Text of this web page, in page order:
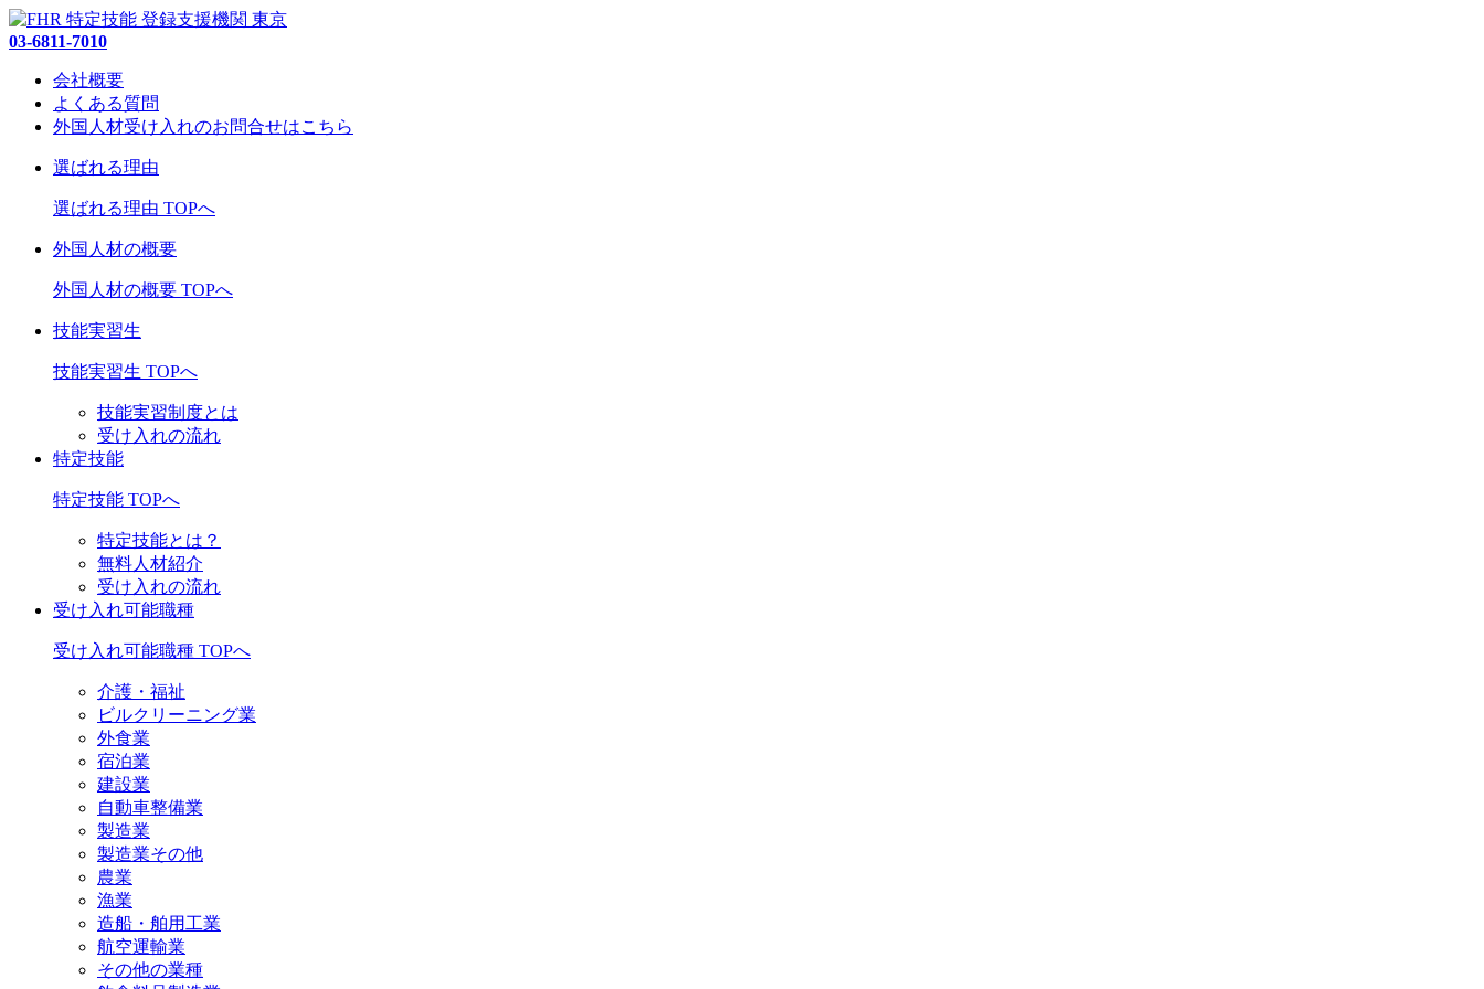
03-6811-7010
会社概要
よくある質問
外国人材受け入れのお問合せはこちら
選ばれる理由
選ばれる理由 TOPへ
外国人材の概要
外国人材の概要 TOPへ
技能実習生
技能実習生 TOPへ
技能実習制度とは
受け入れの流れ
特定技能
特定技能 TOPへ
特定技能とは？
無料人材紹介
受け入れの流れ
受け入れ可能職種
受け入れ可能職種 TOPへ
介護・福祉
ビルクリーニング業
外食業
宿泊業
建設業
自動車整備業
製造業
製造業その他
農業
漁業
造船・舶用工業
航空運輸業
その他の業種